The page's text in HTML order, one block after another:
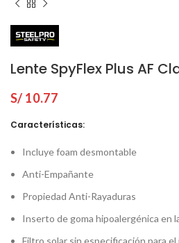
Lente SpyFlex Plus AF
S/ 10.77
Características:
Incluye foam desmontable
Anti-Empañante
Propiedad Anti-Rayaduras
Inserto de goma hipoalergénica en